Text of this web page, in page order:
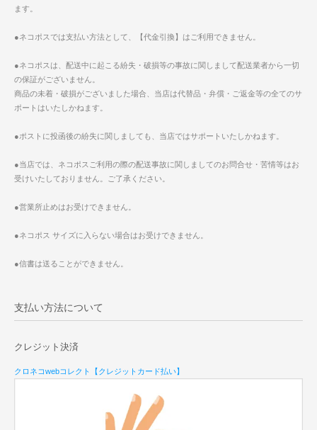
ます。
●ネコポスでは支払い方法として、【代金引換】はご利用できません。
●ネコポスは、配送中に起こる紛失・破損等の事故に関しまして配送業者から一切
の保証がございません。
商品の未着・破損がございました場合、当店は代替品・弁償・ご返金等の全てのサ
ポートはいたしかねます。
●ポストに投函後の紛失に関しましても、当店ではサポートいたしかねます。
●当店では、ネコポスご利用の際の配送事故に関しましてのお問合せ・苦情等はお
受けいたしておりません。ご了承ください。
●営業所止めはお受けできません。
●ネコポス サイズに入らない場合はお受けできません。
●信書は送ることができません。
支払い方法について
クレジット決済
クロネコwebコレクト【クレジットカード払い】